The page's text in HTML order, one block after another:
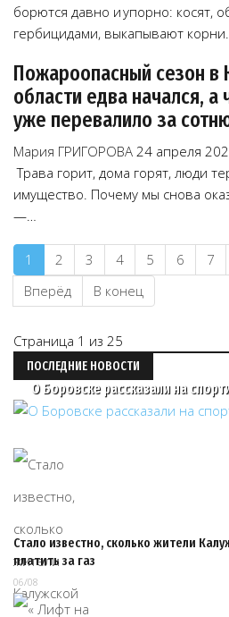
борются давно и упорно: косят,
гербицидами, выкапывают
Пожароопасный сезон в
области едва начался, а
уже перевалило за
Мария ГРИГОРОВА 24 апреля
Трава горит, дома горят, люди
имущество. Почему мы снова
—…
1 2 3 4 5 6 7
Вперёд
В конец
Страница 1 из 25
ПОСЛЕДНИЕ НОВОСТИ
О Боровске рассказали на
Стало известно, сколько жители
платить за газ
06/08